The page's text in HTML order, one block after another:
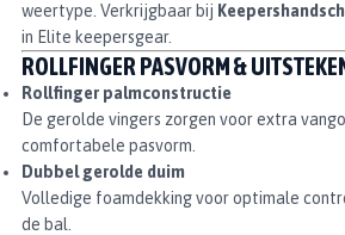
weertype. Verkrijgbaar bij
in Elite keepersgear.
ROLLFINGER PASVORM &
Rollfinger palmconstructie
De gerolde vingers zorgen voor extra
comfortabele pasvorm.
Dubbel gerolde duim
Volledige foamdekking voor optimale
de bal.